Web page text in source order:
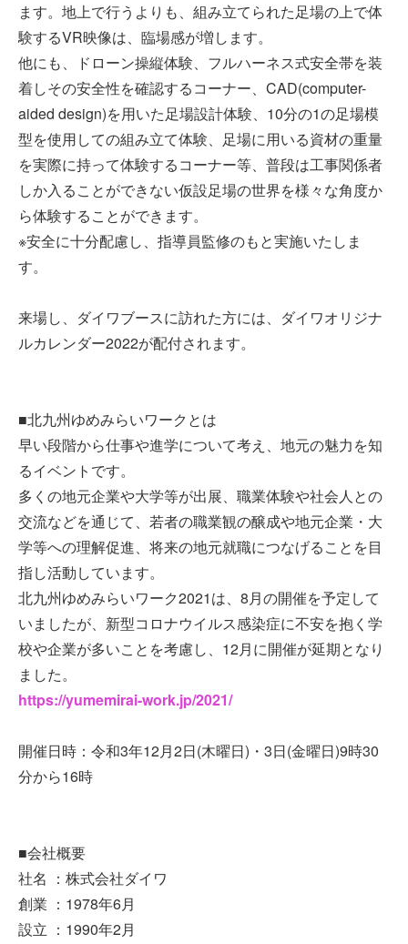
ます。地上で行うよりも、組み立てられた足場の上で体
験するVR映像は、臨場感が増します。
他にも、ドローン操縦体験、フルハーネス式安全帯を装
着しその安全性を確認するコーナー、CAD(computer-
aided design)を用いた足場設計体験、10分の1の足場模
型を使用しての組み立て体験、足場に用いる資材の重量
を実際に持って体験するコーナー等、普段は工事関係者
しか入ることができない仮設足場の世界を様々な角度か
ら体験することができます。
※安全に十分配慮し、指導員監修のもと実施いたしま
す。
来場し、ダイワブースに訪れた方には、ダイワオリジナ
ルカレンダー2022が配付されます。
■北九州ゆめみらいワークとは
早い段階から仕事や進学について考え、地元の魅力を知
るイベントです。
多くの地元企業や大学等が出展、職業体験や社会人との
交流などを通じて、若者の職業観の醸成や地元企業・大
学等への理解促進、将来の地元就職につなげることを目
指し活動しています。
北九州ゆめみらいワーク2021は、8月の開催を予定して
いましたが、新型コロナウイルス感染症に不安を抱く学
校や企業が多いことを考慮し、12月に開催が延期となり
ました。
https://yumemirai-work.jp/2021/
開催日時：令和3年12月2日(木曜日)・3日(金曜日)9時30
分から16時
■会社概要
社名 ：株式会社ダイワ
創業 ：1978年6月
設立 ：1990年2月